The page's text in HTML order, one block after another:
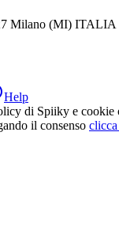
Milano (MI)
Help
di Spiiky e cookie
il consenso